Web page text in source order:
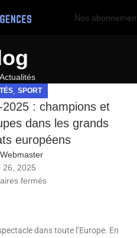
Nos
, SPORT
: champions et
dans les grands
européens
26, 2025
fermés
dans toute l’Europe. En